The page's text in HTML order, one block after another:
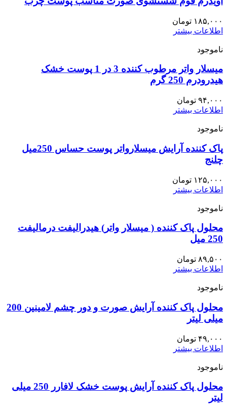
۱۸۵,۰۰۰ تومان
اطلاعات بیشتر
ناموجود
میسلار واتر مرطوب کننده 3 در 1 پوست خشک
هیدرودرم 250 گرم
۹۴,۰۰۰ تومان
اطلاعات بیشتر
ناموجود
پاک کننده آرایش میسلارواتر پوست حساس 250میل
چلنج
۱۲۵,۰۰۰ تومان
اطلاعات بیشتر
ناموجود
محلول پاک کننده ( میسلار واتر) هیدرالیفت درمالیفت
250 میل
۸۹,۵۰۰ تومان
اطلاعات بیشتر
ناموجود
محلول پاک کننده آرایش صورت و دور چشم لامینین 200
میلی لیتر
۴۹,۰۰۰ تومان
اطلاعات بیشتر
ناموجود
محلول پاک کننده آرایش پوست خشک لافارر 250 میلی
لیتر